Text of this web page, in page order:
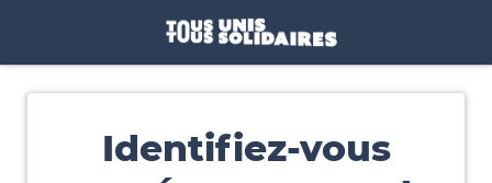
Identifiez-vous